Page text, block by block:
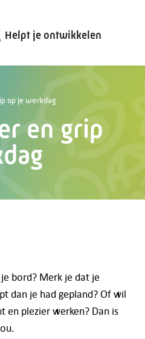
Helpt je ontwikkelen
op je werkdag
en grip
bord? Merk je dat je
dan je had gepland? Of wil
en plezier werken? Dan is